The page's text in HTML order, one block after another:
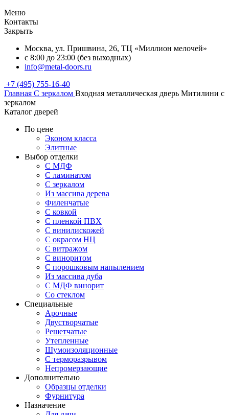
Меню
Контакты
Закрыть
Москва, ул. Пришвина, 26, ТЦ «Миллион мелочей»
с 8:00 до 23:00 (без выходных)
info@metal-doors.ru
+7 (495) 755-16-40
Главная С зеркалом Входная металлическая дверь Митилини с
зеркалом
Каталог дверей
По цене
Эконом класса
Элитные
Выбор отделки
С МДФ
С ламинатом
С зеркалом
Из массива дерева
Филенчатые
С ковкой
С пленкой ПВХ
С винилискожей
С окрасом НЦ
С витражом
С виноритом
С порошковым напылением
Из массива дуба
С МДФ винорит
Со стеклом
Специальные
Арочные
Двустворчатые
Решетчатые
Утепленные
Шумоизоляционные
С терморазрывом
Непромерзающие
Дополнительно
Образцы отделки
Фурнитура
Назначение